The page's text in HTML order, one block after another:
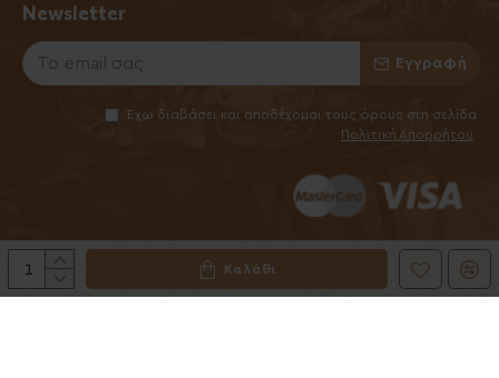
Καλάθι
Newsletter
Εγγραφή
Έχω διαβάσει και αποδέχομαι τους όρους στη σελίδα
Πολιτική Απορρήτου